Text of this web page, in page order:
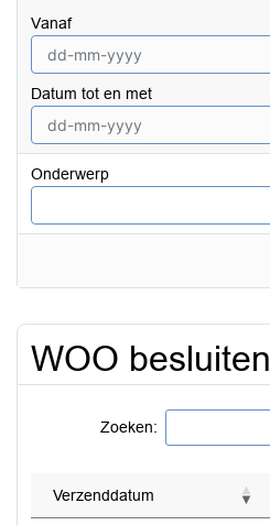
vanaf
Datum tot en met
Onderwerp
WOO besluiten
Zoeken:
Verzenddatum